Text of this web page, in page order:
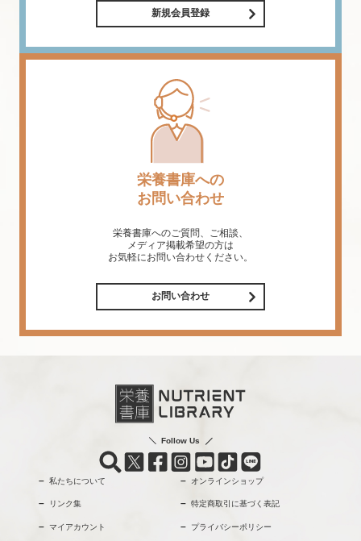
新規会員登録
栄養書庫への
お問い合わせ
栄養書庫へのご質問、ご相談、
メディア掲載希望の方は
お気軽にお問い合わせください。
お問い合わせ
Follow Us
私たちについて オンラインショップ
リンク集 特定商取引に基づく表記
マイアカウント プライバシーポリシー